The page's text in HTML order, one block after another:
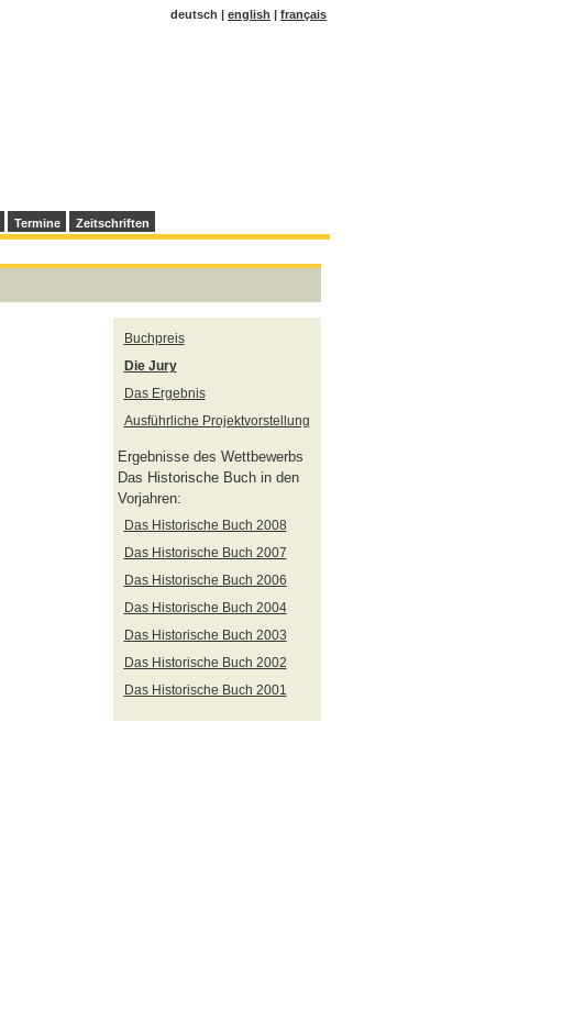
deutsch | english français
Termine
Zeitschriften
Buchpreis
Die Jury
Das Ergebnis
Ausführliche Projektvorstellung
Ergebnisse des Wettbewerbs
Das Historische Buch in den
Vorjahren:
Das Historische Buch 2008
Das Historische Buch 2007
Das Historische Buch 2006
Das Historische Buch 2004
Das Historische Buch 2003
Das Historische Buch 2002
Das Historische Buch 2001